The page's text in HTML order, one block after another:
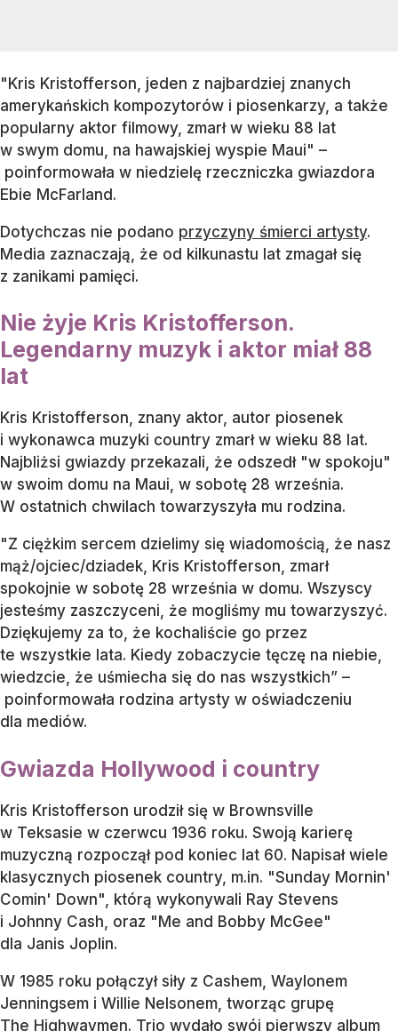
"Kris Kristofferson, jeden z najbardziej znanych
amerykańskich kompozytorów i piosenkarzy, a także
popularny aktor filmowy, zmarł w wieku 88 lat
w swym domu, na hawajskiej wyspie Maui" –
poinformowała w niedzielę rzeczniczka gwiazdora
Ebie McFarland.
Dotychczas nie podano przyczyny śmierci artysty.
Media zaznaczają, że od kilkunastu lat zmagał się
z zanikami pamięci.
Nie żyje Kris Kristofferson.
Legendarny muzyk i aktor miał 88
lat
Kris Kristofferson, znany aktor, autor piosenek
i wykonawca muzyki country zmarł w wieku 88 lat.
Najbliżsi gwiazdy przekazali, że odszedł "w spokoju"
w swoim domu na Maui, w sobotę 28 września.
W ostatnich chwilach towarzyszyła mu rodzina.
"Z ciężkim sercem dzielimy się wiadomością, że nasz
mąż/ojciec/dziadek, Kris Kristofferson, zmarł
spokojnie w sobotę 28 września w domu. Wszyscy
jesteśmy zaszczyceni, że mogliśmy mu towarzyszyć.
Dziękujemy za to, że kochaliście go przez
te wszystkie lata. Kiedy zobaczycie tęczę na niebie,
wiedzcie, że uśmiecha się do nas wszystkich” –
poinformowała rodzina artysty w oświadczeniu
dla mediów.
Gwiazda Hollywood i country
Kris Kristofferson urodził się w Brownsville
w Teksasie w czerwcu 1936 roku. Swoją karierę
muzyczną rozpoczął pod koniec lat 60. Napisał wiele
klasycznych piosenek country, m.in. "Sunday Mornin'
Comin' Down", którą wykonywali Ray Stevens
i Johnny Cash, oraz "Me and Bobby McGee"
dla Janis Joplin.
W 1985 roku połączył siły z Cashem, Waylonem
Jenningsem i Willie Nelsonem, tworząc grupę
The Highwaymen. Trio wydało swój pierwszy album